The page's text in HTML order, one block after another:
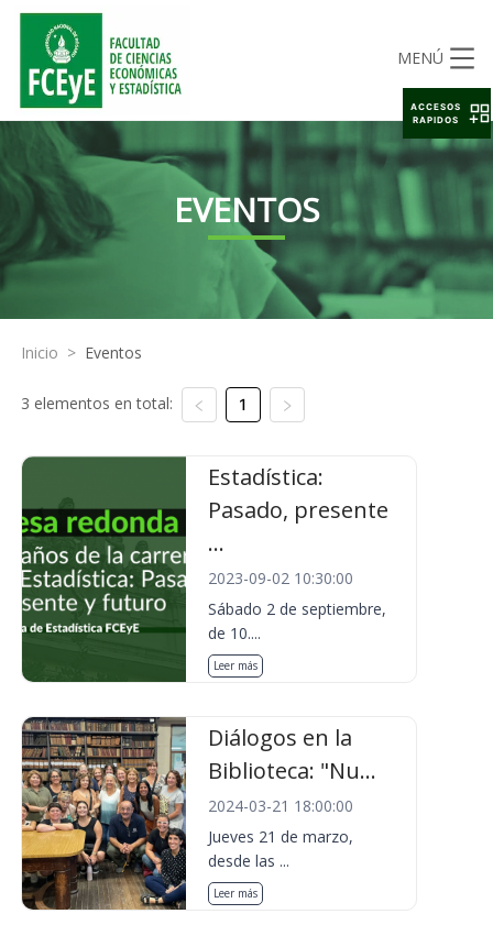
MENÚ
EVENTOS
Inicio > Eventos
3 elementos en total: 1
Estadística:
Pasado, presente
...
2023-09-02 10:30:00
Sábado 2 de septiembre,
de 10....
Leer más
Diálogos en la
Biblioteca: "Nu...
2024-03-21 18:00:00
Jueves 21 de marzo,
desde las ...
Leer más
ACCESOS
RAPIDOS